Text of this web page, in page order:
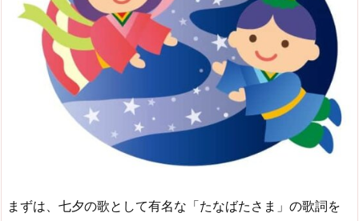
まずは、七夕の歌として有名な「たなばたさま」の歌詞を